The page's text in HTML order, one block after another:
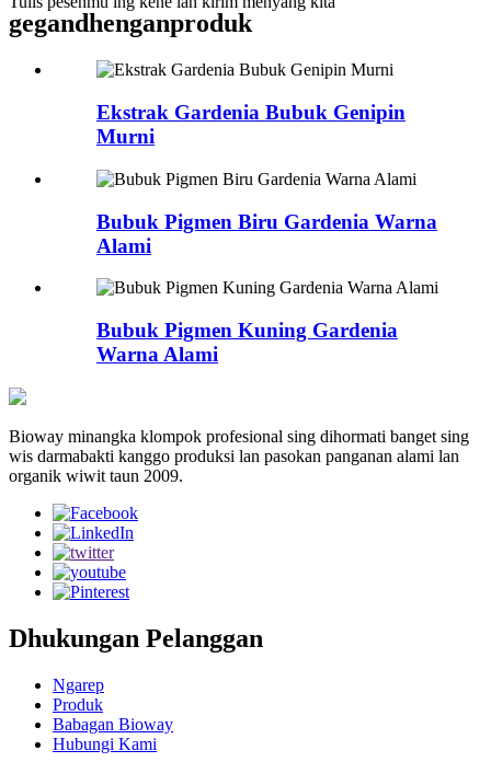
gegandhenganproduk
Ekstrak Gardenia Bubuk Genipin
Murni
Bubuk Pigmen Biru Gardenia Warna
Alami
Bubuk Pigmen Kuning Gardenia
Warna Alami
Bioway minangka klompok profesional sing dihormati banget sing
wis darmabakti kanggo produksi lan pasokan panganan alami lan
organik wiwit taun 2009.
Dhukungan Pelanggan
Ngarep
Produk
Babagan Bioway
Hubungi Kami